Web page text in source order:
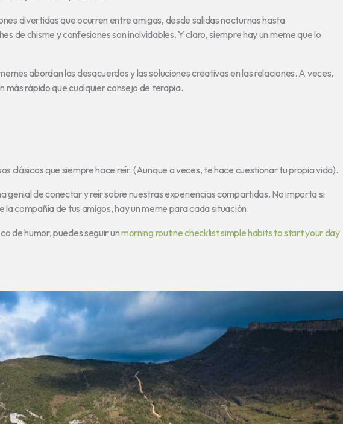
divertidas que ocurren entre amigas, desde salidas nocturnas hasta
de chisme y confesiones son inolvidables. Y claro, siempre hay un meme que lo
abordan los desacuerdos y las soluciones creativas en las relaciones. A veces,
más rápido que cualquier consejo de terapia.
clásicos que siempre hace reír. (Aunque a veces, te hace cuestionar tu propia vida).
genial de conectar y reír sobre nuestras experiencias compartidas. No importa si
la compañía de tus amigos, hay un meme para cada situación.
de humor, puedes seguir unmorning routine checklist simple habits to start your day